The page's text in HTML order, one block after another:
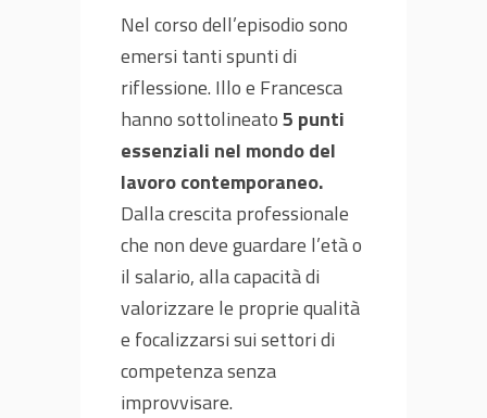
Nel corso dell’episodio sono
emersi tanti spunti di
riflessione. Illo e Francesca
hanno sottolineato5 punti
essenziali nel mondo del
lavoro contemporaneo.
Dalla crescita professionale
che non deve guardare l’età o
il salario, alla capacità di
valorizzare le proprie qualità
e focalizzarsi sui settori di
competenza senza
improvvisare.